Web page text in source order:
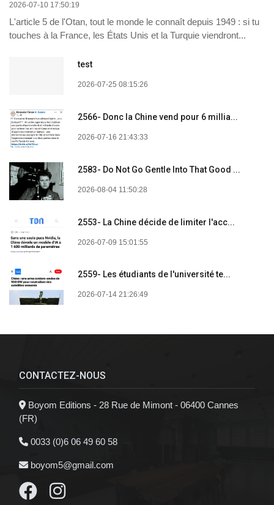
2026-07-10 17:50:19
L'article 5 de l'Otan, tout le monde le connaît depuis 1949 : si tu
touches à la France, les États Unis et la Turquie viendront...
test
2026-07-25 08:15:26
2566- Donc la Chine vend pour 6 millia...
2026-07-16 21:43:33
2583- Do Not Go Gentle Into That Good ...
2026-08-04 11:50:28
2553- La Chine décide de limiter l'acc...
2026-07-09 15:01:55
2559- Les étudiants de l'université te...
2026-07-14 21:26:49
CONTACTEZ-NOUS
Boyom Editions - 28 Rue de Mimont - 06400 Cannes
(FR)
0033 (0)6 06 49 60 58
boyom5@gmail.com